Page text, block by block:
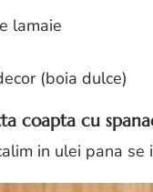
lamaie
(boia dulce)
coapta cu
in ulei pana se